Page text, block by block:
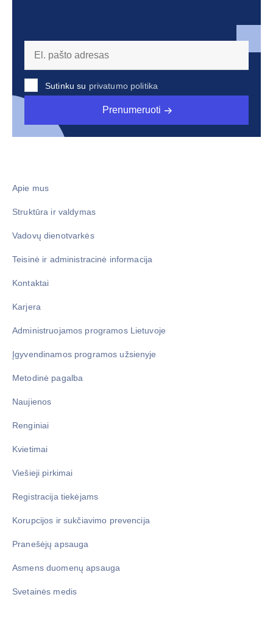
Sutinku su privatumo politika
Prenumeruoti
Apie mus
Struktūra ir valdymas
Vadovų dienotvarkės
Teisinė ir administracinė informacija
Kontaktai
Karjera
Administruojamos programos Lietuvoje
Įgyvendinamos programos užsienyje
Metodinė pagalba
Naujienos
Renginiai
Kvietimai
Viešieji pirkimai
Registracija tiekėjams
Korupcijos ir sukčiavimo prevencija
Pranešėjų apsauga
Asmens duomenų apsauga
Svetainės medis